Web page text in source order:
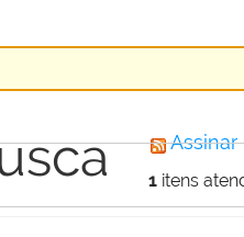
Assinar
1itens